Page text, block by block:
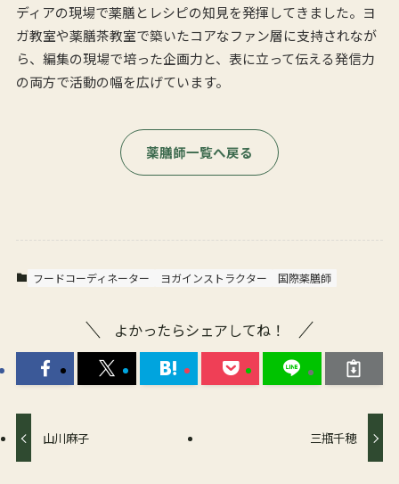
ディアの現場で薬膳とレシピの知見を発揮してきました。ヨ
ガ教室や薬膳茶教室で築いたコアなファン層に支持されなが
ら、編集の現場で培った企画力と、表に立って伝える発信力
の両方で活動の幅を広げています。
薬膳師一覧へ戻る
フードコーディネーター ヨガインストラクター 国際薬膳師
よかったらシェアしてね！
山川麻子 三瓶千穂